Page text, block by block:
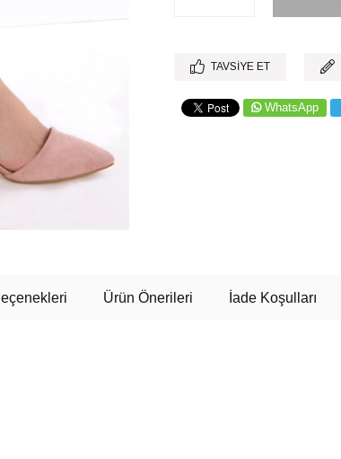
TAVSIYE ET
WhatsApp
Ürün Önerileri İade Koşulları